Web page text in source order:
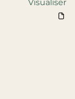
Visualiser